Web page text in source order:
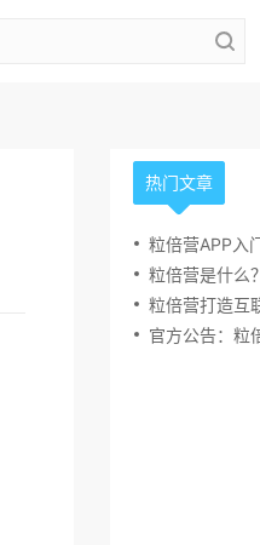
热门文章
粒倍营是什么
粒倍营打造互